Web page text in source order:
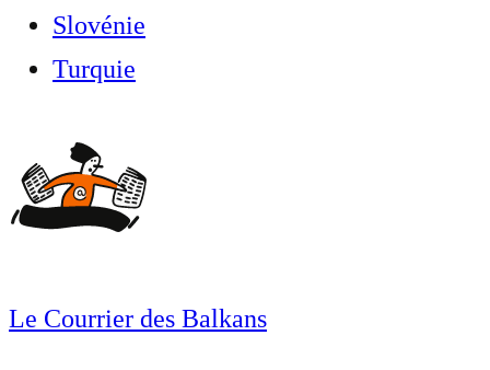
Slovénie
Turquie
Le Courrier des Balkans